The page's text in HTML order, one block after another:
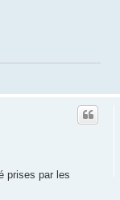
prises par les